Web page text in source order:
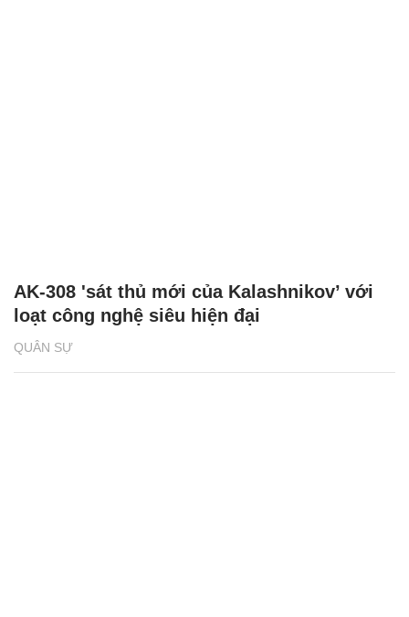
QUÂN SỰ
AK-308 'sát thủ mới của Kalashnikov’ với
loạt công nghệ siêu hiện đại